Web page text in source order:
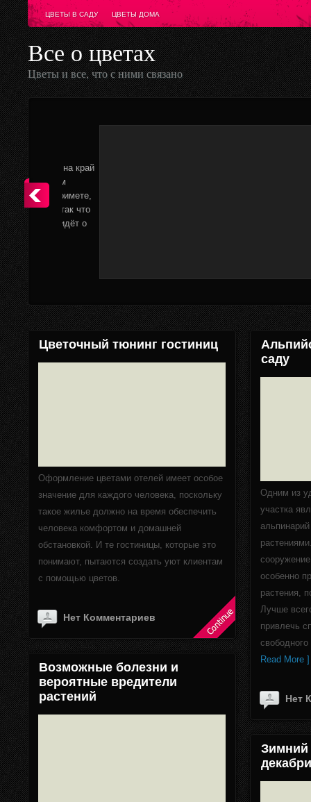
ЦВЕТЫ В САДУ ЦВЕТЫ ДОМА
Все о цветах
Цветы и все, что с ними связано
край
что
о
Цветочный тюнинг гостиниц
Оформление цветами отелей имеет особое
значение для каждого человека, поскольку
такое жилье должно на время обеспечить
человека комфортом и домашней
обстановкой. И те гостиницы, которые это
понимают, пытаются создать уют клиентам
с помощью цветов.
Нет Комментариев
саду
Одним из
участка
особенно
растения,
Лучше
привлечь
Read More ]
Нет
Возможные болезни и
вероятные вредители
растений
Зимний